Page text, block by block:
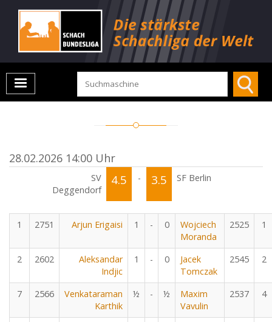
28.02.2026 14:00 Uhr
SV
Deggendorf
4.5 - 3.5 SF Berlin
1 2751 Arjun Erigaisi 1 - 0
Wojciech
Moranda
2525 1
2 2602
Aleksandar
Indjic
1 - 0
Jacek
Tomczak
2545 2
7 2566
Venkataraman
Karthik
½ - ½
Maxim
Vavulin
2537 4